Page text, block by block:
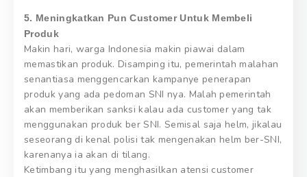
5. Meningkatkan Pun Customer Untuk Membeli
Produk
Makin hari, warga Indonesia makin piawai dalam
memastikan produk. Disamping itu, pemerintah malahan
senantiasa menggencarkan kampanye penerapan
produk yang ada pedoman SNI nya. Malah pemerintah
akan memberikan sanksi kalau ada customer yang tak
menggunakan produk ber SNI. Semisal saja helm, jikalau
seseorang di kenal polisi tak mengenakan helm ber-SNI,
karenanya ia akan di tilang.
Ketimbang itu yang menghasilkan atensi customer